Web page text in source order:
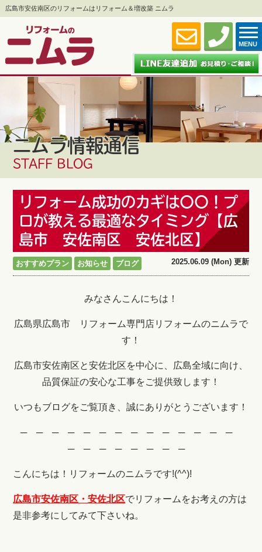
広島市安佐南区のリフォームはリフォーム＆増改築 ニムラ
MENU
ニムラ情報通信
STAFF BLOG
リフォーム成功のカギは〇〇！プ
ロが教える最適なタイミング【広
島市 安佐南区 安佐北区】
おすすめプラン お知らせ ブログ 2025.06.09 (Mon) 更新
みなさんこんにちは！
広島県広島市 リフォーム専門店リフォームのニムラで
す！
広島市安佐南区と安佐北区を中心に、広島全域に向け、
品質保証の安心な工事をご提供致します！
いつもブログをご覧頂き、誠にありがとうございます！
─ ─ ─ ─ ─ ─ ─ ─ ─ ─ ─ ─ ─ ─
─ ─ ─ ─ ─ ─ ─ ─
こんにちは！リフォームのニムラです!(^^)!
広島市安佐南区・安佐北区でリフォームをお考えの方は
是非参考にしてみて下さいね。